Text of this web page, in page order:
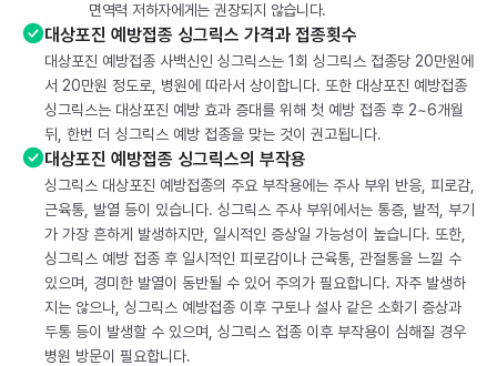
면역력 저하자에게는 권장되지 않습니다.
대상포진 예방접종 싱그릭스 가격과 접종횟수
대상포진 예방접종 사백신인 싱그릭스는 1회 싱그릭스 접종당 20만원에
서 20만원 정도로, 병원에 따라서 상이합니다. 또한 대상포진 예방접종
싱그릭스는 대상포진 예방 효과 증대를 위해 첫 예방 접종 후 2~6개월
뒤, 한번 더 싱그릭스 예방 접종을 맞는 것이 권고됩니다.
대상포진 예방접종 싱그릭스의 부작용
싱그릭스 대상포진 예방접종의 주요 부작용에는 주사 부위 반응, 피로감,
근육통, 발열 등이 있습니다. 싱그릭스 주사 부위에서는 통증, 발적, 부기
가 가장 흔하게 발생하지만, 일시적인 증상일 가능성이 높습니다. 또한,
싱그릭스 예방 접종 후 일시적인 피로감이나 근육통, 관절통을 느낄 수
있으며, 경미한 발열이 동반될 수 있어 주의가 필요합니다. 자주 발생하
지는 않으나, 싱그릭스 예방접종 이후 구토나 설사 같은 소화기 증상과
두통 등이 발생할 수 있으며, 싱그릭스 접종 이후 부작용이 심해질 경우
병원 방문이 필요합니다.